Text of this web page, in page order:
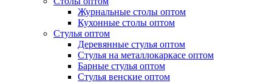
Журнальные столы оптом
Кухонные столы оптом
Стулья оптом
Деревянные стулья оптом
Стулья на металлокаркасе оптом
Барные стулья оптом
Стулья венские оптом